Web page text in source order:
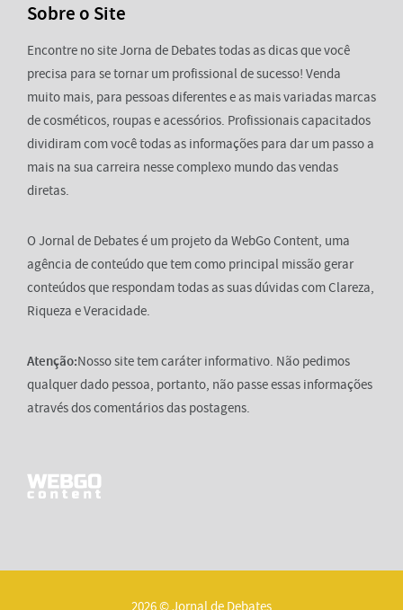
Sobre o Site
Encontre no site Jorna de Debates todas as dicas que você
precisa para se tornar um profissional de sucesso! Venda
muito mais, para pessoas diferentes e as mais variadas marcas
de cosméticos, roupas e acessórios. Profissionais capacitados
dividiram com você todas as informações para dar um passo a
mais na sua carreira nesse complexo mundo das vendas
diretas.
O Jornal de Debates é um projeto da WebGo Content, uma
agência de conteúdo que tem como principal missão gerar
conteúdos que respondam todas as suas dúvidas com Clareza,
Riqueza e Veracidade.
Atenção:Nosso site tem caráter informativo. Não pedimos
qualquer dado pessoa, portanto, não passe essas informações
através dos comentários das postagens.